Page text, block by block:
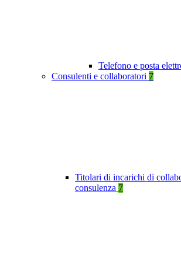
Telefono e posta
Consulenti e collaboratori 7
Titolari di incarichi di
consulenza 7